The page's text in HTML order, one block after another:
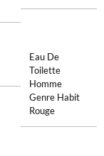
Eau De
Toilette
Homme
Genre Habit
Rouge